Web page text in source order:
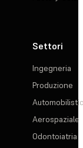
Settori
Ingegneria
Produzione
Aerospaziale
Odontoiatria